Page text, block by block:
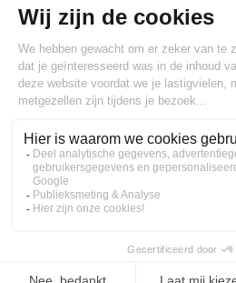
Vind ons ook terug op
Word lid van de edisac
Wat onze klanten denken